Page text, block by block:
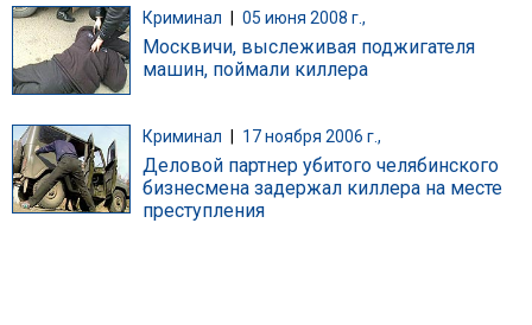
Криминал 05 июня 2008 г.,
Москвичи, выслеживая поджигателя
машин, поймали киллера
Криминал 17 ноября 2006 г.,
Деловой партнер убитого челябинского
бизнесмена задержал киллера на месте
преступления